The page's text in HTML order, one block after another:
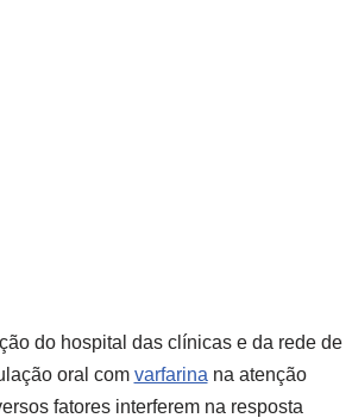
do hospital das clínicas e da rede de
oral com varfarina na atenção
fatores interferem na resposta